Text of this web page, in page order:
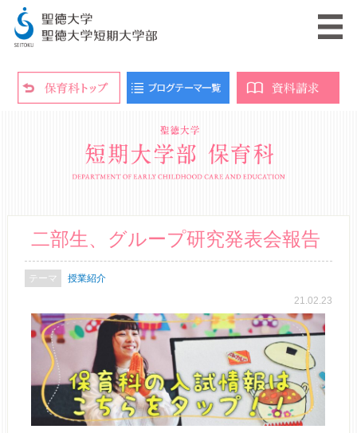
二部生、グループ研究発表会報告
授業紹介
21.02.23